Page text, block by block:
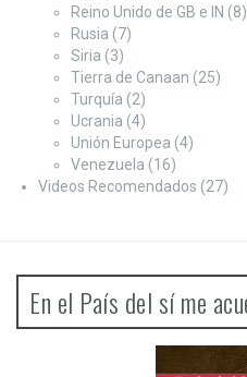
Reino Unido de GB e IN (8)
Rusia (7)
Siria (3)
Tierra de Canaan (25)
Turquía (2)
Ucrania (4)
Unión Europea (4)
Venezuela (16)
Videos Recomendados (27)
En el País del sí me